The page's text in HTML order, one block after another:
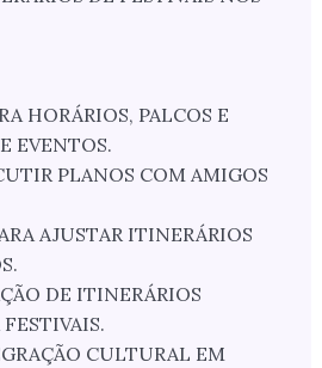
HORÁRIOS, PALCOS E
EVENTOS.
PLANOS COM AMIGOS
AJUSTAR ITINERÁRIOS
DE ITINERÁRIOS
CULTURAL EM